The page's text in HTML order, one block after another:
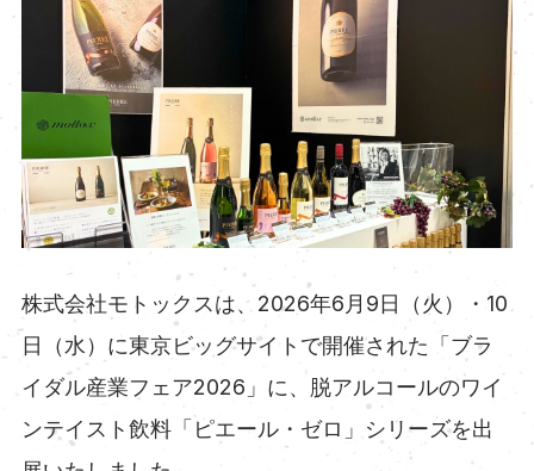
株式会社モトックスは、2026年6月9日（火）・10
日（水）に東京ビッグサイトで開催された「ブラ
イダル産業フェア2026」に、脱アルコールのワイ
ンテイスト飲料「ピエール・ゼロ」シリーズを出